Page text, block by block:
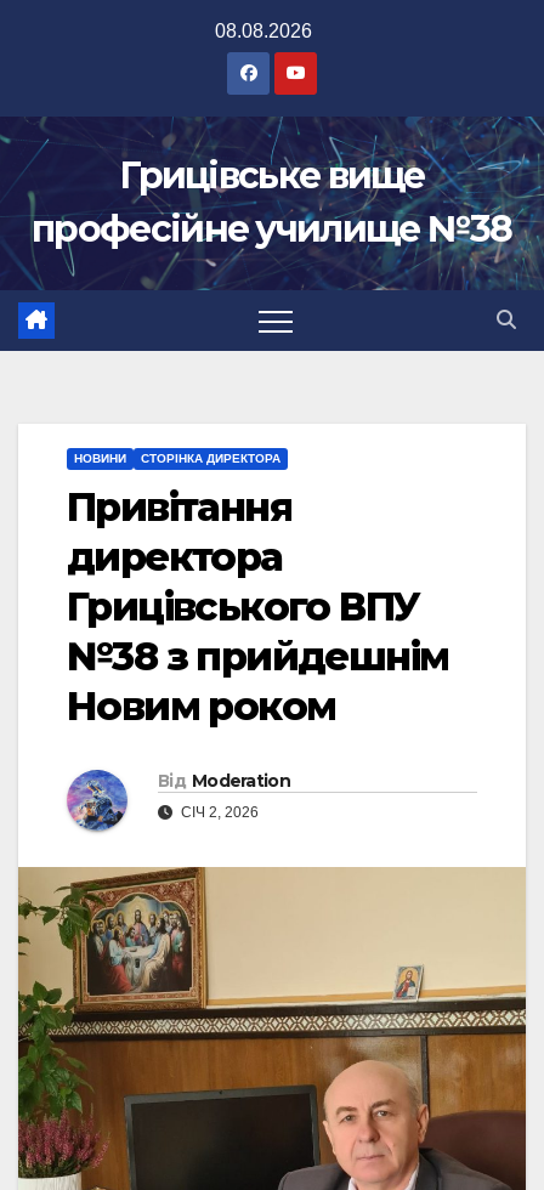
08.08.2026
Грицівське вище
професійне училище №38
НОВИНИ СТОРІНКА ДИРЕКТОРА
Привітання
директора
Грицівського ВПУ
№38 з прийдешнім
Новим роком
Від Moderation
СІЧ 2, 2026